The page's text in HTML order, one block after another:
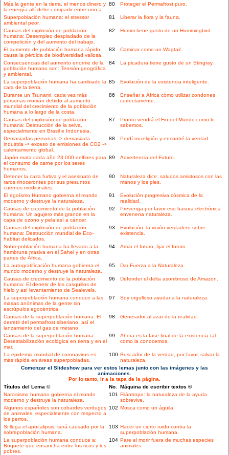
Más la gente en la tierra, el menos dinero y
la energía allí debe compartir entre uno a.
80 Proteger el Permafrost puro.
Superpoblación humana: el stressor
ambiental peor.
81 Liberar la flora y la fauna.
Causas del explosión de población
humana: Desempleo despiadado de la
competición y del aumento del trabajo.
82 Humm tiene gusto de un Hummingbird.
El aumento de población humana rápido
causa la pérdida de biodiversidad valiosa.
83 Caminar como un Wagtail.
Consecuencias del aumento enorme de la
población humano son: Tensión geográfica
y ambiental.
84 La picadura tiene gusto de un Stingray.
La superpoblación humana ha cambiado la
cara de la tierra.
85 Evolución de la existencia inteligente.
Durante un Tsunami, cada vez más
personas morirán debido al aumento
mundial del crecimiento de la población
humana a lo largo de la costa.
86
Enseñar a África cómo utilizar condones
correctamente.
Causas del explosión de población
humana: Destrucción de la selva,
especialmente en Brasil e Indonesia.
87
Pronto vendrá el Fin del Mundo como lo
sabemos.
Demasiadas personas -> demasiada
industria -> exceso de emisiones de CO2 ->
calentamiento global.
88 Perdí mi religión y encontré la verdad.
Japón mata cada año 23.000 delfines para
el consumo de carne por los seres
humanos.
89 Advertencia del Futuro.
Detener la caza furtiva y el asesinato de
raros rinocerontes por sus presuntos
cuernos medicinales.
90
Naturaleza dice: saludos amistosos con las
manos y los pies.
El egoísmo Humano gobierna el mundo
moderno y destruye la naturaleza.
91
Evolución progresiva cósmica de la
realidad.
Causas de crecimiento de la población
humana: Un agujero más grande en la
capa de ozono y pela así a cáncer.
92
Prevenga por favor eso basura electrónica
envenena naturaleza.
Causas del explosión de población
humana: Destrucción mundial de Eco-
habitat delicados.
93
Evolución: la visión verdadero sobre
existencia.
Sobrepoblación humana ha llevado a la
hambruna masiva en el Sahel y en otras
partes de África.
94 Amar el futuro, fijar el futuro.
La autogratificación humana gobierna el
mundo moderno y destruye la naturaleza.
95 Dar Fuerza a la Naturaleza.
Causas de crecimiento de la población
humana: El derretir de los casquillos de
hielo y así levantamiento de Sealevels.
96 Defender el delta asombroso de Amazon.
La superpoblación humana conduce a las
masas anónimas de la gente sin
escrúpulos egocéntrica.
97 Soy orgulloso ayudar a la naturaleza.
Causas de la superpoblación humana: El
derretir del permafrost siberiano, así el
lanzamiento del gas de metano.
98 Generador al azar de la realidad.
Causas de la superpoblación humana:
Desestabilización ecológica en tierra y en el
mar.
99
Ahora es la fase final de la existencia tal
como la conocemos.
La epidemia mundial de coronavirus es
más rápida en áreas superpobladas.
100 Buscador de la verdad, por favor, salvar la
naturaleza.
Comenzar el Slideshow para ver estos lemas junto con las imágenes y las
animaciones.
Por lo tanto, ir a la tapa de la página.
Títulos del Lema ©
No. Máquina de escribir textos ©
Narcisismo humano gobierna el mundo
moderno y destruye la naturaleza.
101 Filántropo: la naturaleza de la ayuda
sobrevive.
Algunos españoles son cobardes verdugos
de animales, especialmente con respecto a
los perros.
102 Mosca como un águila.
Si llega el apocalipsis, será causado por la
sobrepoblación humana.
103 Hacer un cierto ruido contra la
superpoblación humana.
La superpoblación humana conduce a:
Boquete que ensancha entre los ricos y los
pobres.
104 Pare el morir fuera de muchas especies
animales.